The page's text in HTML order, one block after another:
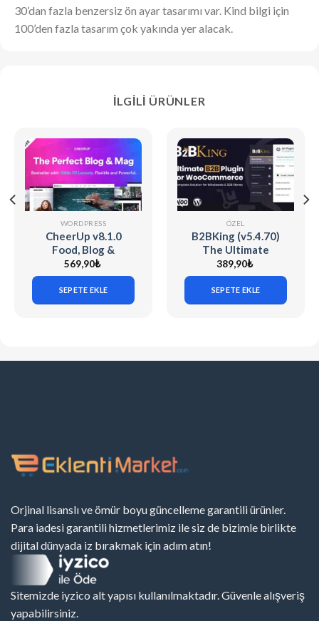
30’dan fazla benzersiz ön ayar tasarımı var. Kind bilgi için
100’den fazla tasarım çok yakında yer alacak.
İLGILI ÜRÜNLER
WORDPRESS
CheerUp v8.1.0
Food, Blog &
Magazine
569,90₺
SEPETE EKLE
ÖZEL
B2BKing (v5.4.70)
The Ultimate
WooCommerce B2B
& Wholesale Plugin
389,90₺
SEPETE EKLE
Orjinal lisanslı ve ömür boyu güncelleme garantili ürünler.
Para iadesi garantili hizmetlerimiz ile siz de bizimle birlikte
dijital dünyada iz bırakmak için adım atın!
Sitemizde iyzico alt yapısı kullanılmaktadır. Güvenle alışveriş
yapabilirsiniz.